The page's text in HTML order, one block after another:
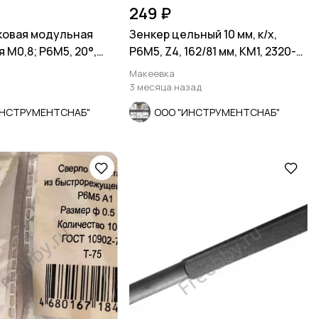
модульная
М0,8; Р6М5, 20°,
249 ₽
Зенкер цельный 10 мм, к/х,
Р6М5, Z4, 162/81 мм, КМ1, 2320-
2556, СССР.
Макеевка
3 месяца назад
ООО "ИНСТРУМЕНТСНАБ"